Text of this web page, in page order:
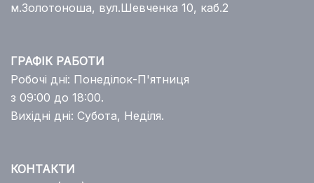
м.Золотоноша, вул.Шевченка 10, каб.2
ГРАФІК РАБОТИ
Робочі дні: Понеділок-П'ятниця
з 09:00 до 18:00.
Вихідні дні: Субота, Неділя.
КОНТАКТИ